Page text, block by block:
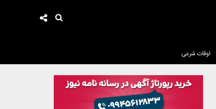
اوقات شرعی